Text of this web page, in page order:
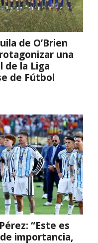
de O’Brien
una
de la Liga
de Fútbol
“Este es
importancia,